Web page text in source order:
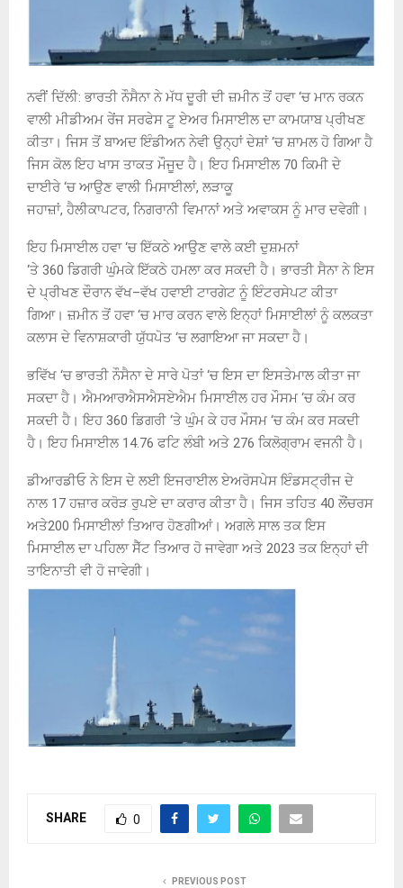
ਨਵੀਂ ਦਿੱਲੀ: ਭਾਰਤੀ ਨੌਸੈਨਾ ਨੇ ਮੱਧ ਦੂਰੀ ਦੀ ਜ਼ਮੀਨ ਤੋਂ ਹਵਾ ‘ਚ ਮਾਨ ਰਕਨ
ਵਾਲੀ ਮੀਡੀਅਮ ਰੇਂਜ ਸਰਫੇਸ ਟੂ ਏਅਰ ਮਿਸਾਈਲ ਦਾ ਕਾਮਯਾਬ ਪ੍ਰੀਖਣ
ਕੀਤਾ। ਜਿਸ ਤੋਂ ਬਾਅਦ ਇੰਡੀਅਨ ਨੇਵੀ ਉਨ੍ਹਾਂ ਦੇਸ਼ਾਂ ‘ਚ ਸ਼ਾਮਲ ਹੋ ਗਿਆ ਹੈ
ਜਿਸ ਕੋਲ ਇਹ ਖਾਸ ਤਾਕਤ ਮੌਜੂਦ ਹੈ। ਇਹ ਮਿਸਾਈਲ 70 ਕਿਮੀ ਦੇ
ਦਾਈਰੇ ‘ਚ ਆਉਣ ਵਾਲੀ ਮਿਸਾਈਲਾਂ, ਲੜਾਕੂ
ਜਹਾਜ਼ਾਂ, ਹੈਲੀਕਾਪਟਰ, ਨਿਗਰਾਨੀ ਵਿਮਾਨਾਂ ਅਤੇ ਅਵਾਕਸ ਨੂੰ ਮਾਰ ਦਵੇਗੀ।
ਇਹ ਮਿਸਾਈਲ ਹਵਾ ‘ਚ ਇੱਕਠੇ ਆਉਣ ਵਾਲੇ ਕਈ ਦੁਸ਼ਮਨਾਂ
‘ਤੇ 360 ਡਿਗਰੀ ਘੁੰਮਕੇ ਇੱਕਠੇ ਹਮਲਾ ਕਰ ਸਕਦੀ ਹੈ। ਭਾਰਤੀ ਸੈਨਾ ਨੇ ਇਸ
ਦੇ ਪ੍ਰੀਖਣ ਦੌਰਾਨ ਵੱਖ–ਵੱਖ ਹਵਾਈ ਟਾਰਗੇਟ ਨੂੰ ਇੰਟਰਸੇਪਟ ਕੀਤਾ
ਗਿਆ। ਜ਼ਮੀਨ ਤੋਂ ਹਵਾ ‘ਚ ਮਾਰ ਕਰਨ ਵਾਲੇ ਇਨ੍ਹਾਂ ਮਿਸਾਈਲਾਂ ਨੂੰ ਕਲਕਤਾ
ਕਲਾਸ ਦੇ ਵਿਨਾਸ਼ਕਾਰੀ ਯੁੱਧਪੋਤ ‘ਚ ਲਗਾਇਆ ਜਾ ਸਕਦਾ ਹੈ।
ਭਵਿੱਖ ‘ਚ ਭਾਰਤੀ ਨੌਸੈਨਾ ਦੇ ਸਾਰੇ ਪੋਤਾਂ ‘ਚ ਇਸ ਦਾ ਇਸਤੇਮਾਲ ਕੀਤਾ ਜਾ
ਸਕਦਾ ਹੈ। ਐਮਆਰਐਸਐਸਏਐਮ ਮਿਸਾਈਲ ਹਰ ਮੌਸਮ ‘ਚ ਕੰਮ ਕਰ
ਸਕਦੀ ਹੈ। ਇਹ360 ਡਿਗਰੀ ‘ਤੇ ਘੁੰਮ ਕੇ ਹਰ ਮੌਸਮ ‘ਚ ਕੰਮ ਕਰ ਸਕਦੀ
ਹੈ। ਇਹ ਮਿਸਾਈਲ 14.76 ਫਟਿ ਲੰਬੀ ਅਤੇ 276 ਕਿਲੋਗ੍ਰਾਮ ਵਜਨੀ ਹੈ।
ਡੀਆਰਡੀਓ ਨੇ ਇਸ ਦੇ ਲਈ ਇਜਰਾਈਲ ਏਅਰੋਸਪੇਸ ਇੰਡਸਟ੍ਰੀਜ ਦੇ
ਨਾਲ 17 ਹਜ਼ਾਰ ਕਰੋੜ ਰੁਪਏ ਦਾ ਕਰਾਰ ਕੀਤਾ ਹੈ। ਜਿਸ ਤਹਿਤ 40 ਲੌਂਚਰਸ
ਅਤੇ200 ਮਿਸਾਈਲਾਂ ਤਿਆਰ ਹੋਣਗੀਆਂ। ਅਗਲੇ ਸਾਲ ਤਕ ਇਸ
ਮਿਸਾਈਲ ਦਾ ਪਹਿਲਾ ਸੈੱਟ ਤਿਆਰ ਹੋ ਜਾਵੇਗਾ ਅਤੇ 2023 ਤਕ ਇਨ੍ਹਾਂ ਦੀ
ਤਾਇਨਾਤੀ ਵੀ ਹੋ ਜਾਵੇਗੀ।
SHARE 0
PREVIOUS POST